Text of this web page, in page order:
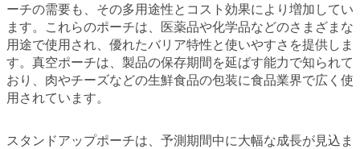
ーチの需要も、その多用途性とコスト効果により増加してい
ます。これらのポーチは、医薬品や化学品などのさまざまな
用途で使用され、優れたバリア特性と使いやすさを提供しま
す。真空ポーチは、製品の保存期間を延ばす能力で知られて
おり、肉やチーズなどの生鮮食品の包装に食品業界で広く使
用されています。
スタンドアップポーチは、予測期間中に大幅な成長が見込ま